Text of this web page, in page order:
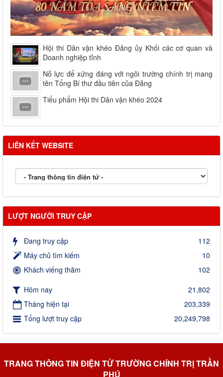
Hội thi Dân vận khéo Đảng ủy Khối các cơ quan và
Doanh nghiệp tỉnh
Nỗ lực để xứng đáng với ngôi trường chính trị mang
tên Tổng Bí thư đầu tiên của Đảng
Tiểu phẩm Hội thi Dân vận khéo 2024
LIÊN KẾT WEBSITE
LƯỢT NGƯỜI TRUY CẬP
Đang truy cập
112
Máy chủ tìm kiếm
10
Khách viếng thăm
102
Hôm nay
21,802
Tháng hiện tại
203,339
Tổng lượt truy cập
20,249,798
TRANG THÔNG TIN ĐIỆN TỬ TRƯỜNG CHÍNH TRỊ TRẦN
PHÚ